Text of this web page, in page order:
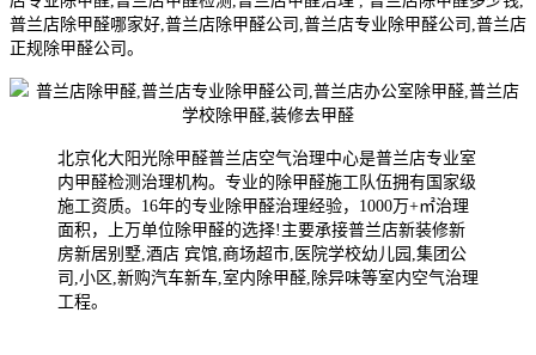
普兰店除甲醛哪家好,普兰店除甲醛公司,普兰店专业除甲醛公司,普兰店
正规除甲醛公司。
北京化大阳光除甲醛普兰店空气治理中心是普兰店专业室
内甲醛检测治理机构。专业的除甲醛施工队伍拥有国家级
施工资质。16年的专业除甲醛治理经验，1000万+㎡治理
面积，上万单位除甲醛的选择!主要承接普兰店新装修新
房新居别墅,酒店 宾馆,商场超市,医院学校幼儿园,集团公
司,小区,新购汽车新车,室内除甲醛,除异味等室内空气治理
工程。